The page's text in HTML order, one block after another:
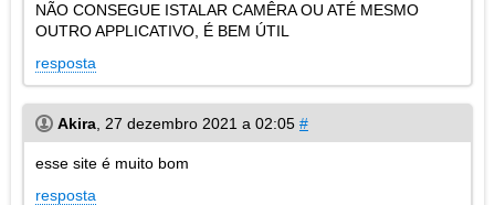
NÃO CONSEGUE ISTALAR CAMÊRA OU ATÉ MESMO
OUTRO APPLICATIVO, É BEM ÚTIL
resposta
Akira 27 dezembro 2021 a 02:05 #
esse site é muito bom
resposta